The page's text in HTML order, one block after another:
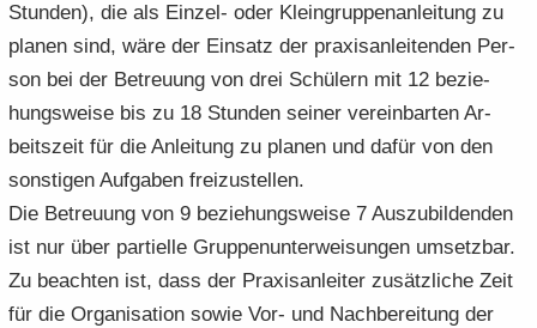
Stun­den), die als Einzel-​ oder Klein­grup­pen­an­lei­tung zu
pla­nen sind, wäre der Ein­satz der pra­xis­an­lei­ten­den Per­
son bei der Be­treu­ung von drei Schü­lern mit 12 be­zie­
hungs­wei­se bis zu 18 Stun­den sei­ner ver­ein­bar­ten Ar­
beits­zeit für die An­lei­tung zu pla­nen und dafür von den
sons­ti­gen Auf­ga­ben frei­zu­stel­len.
Die Be­treu­ung von 9 be­zie­hungs­wei­se 7 Aus­zu­bil­den­den
ist nur über par­ti­el­le Grup­pen­un­ter­wei­sun­gen um­setz­bar.
Zu be­ach­ten ist, dass der Pra­xis­an­lei­ter zu­sätz­li­che Zeit
für die Or­ga­ni­sa­ti­on sowie Vor- und Nach­be­rei­tung der